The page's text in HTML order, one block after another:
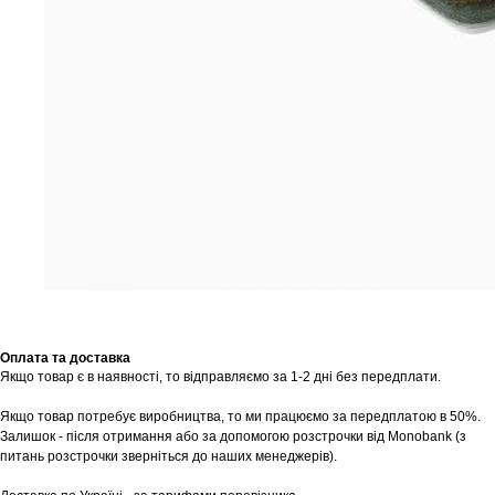
Оплата та доставка
Якщо товар є в наявності, то відправляємо за 1-2 дні без передплати.
Якщо товар потребує виробництва, то ми працюємо за передплатою в 50%.
Залишок - після отримання або за допомогою розстрочки від Monobank (з
питань розстрочки зверніться до наших менеджерів).